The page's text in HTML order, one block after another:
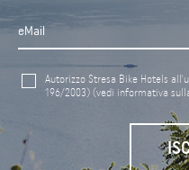
Autorizzo Stresa Bike Hotels
196/2003) (vedi informativa